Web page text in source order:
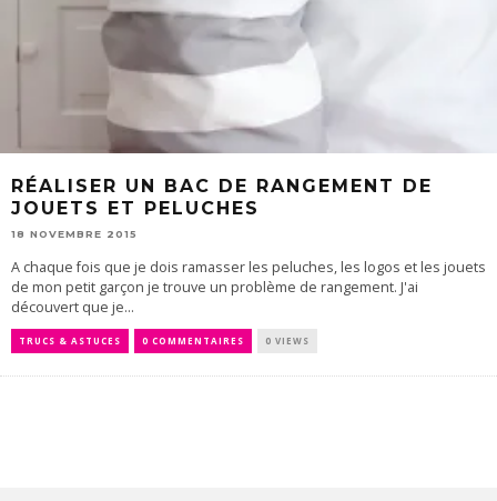
RÉALISER UN BAC DE RANGEMENT DE
JOUETS ET PELUCHES
18 NOVEMBRE 2015
A chaque fois que je dois ramasser les peluches, les logos et les jouets
de mon petit garçon je trouve un problème de rangement. J'ai
découvert que je...
TRUCS & ASTUCES 0 COMMENTAIRES 0 VIEWS